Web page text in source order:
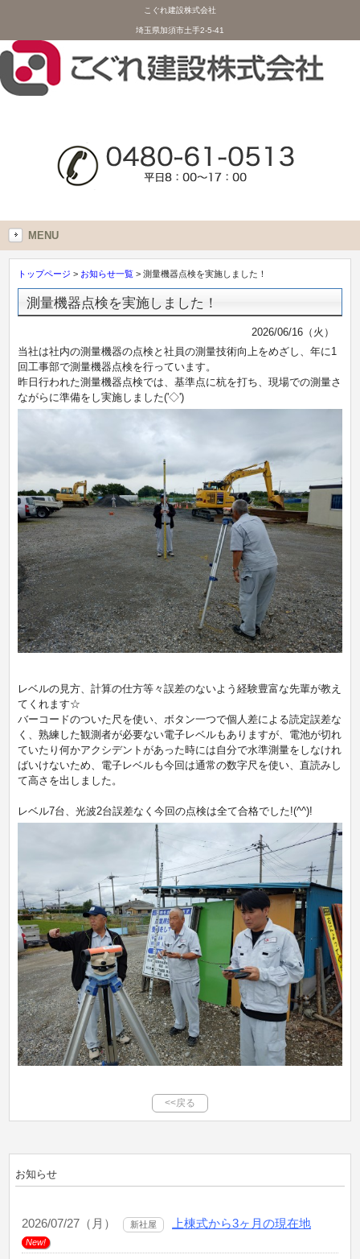
こぐれ建設株式会社
埼玉県加須市土手2-5-41
MENU
トップページ > お知らせ一覧 > 測量機器点検を実施しました！
測量機器点検を実施しました！
2026/06/16（火）
当社は社内の測量機器の点検と社員の測量技術向上をめざし、年に1
回工事部で測量機器点検を行っています。
昨日行われた測量機器点検では、基準点に杭を打ち、現場での測量さ
ながらに準備をし実施しました('◇')ゞ
レベルの見方、計算の仕方等々誤差のないよう経験豊富な先輩が教え
てくれます☆
バーコードのついた尺を使い、ボタン一つで個人差による読定誤差な
く、熟練した観測者が必要ない電子レベルもありますが、電池が切れ
ていたり何かアクシデントがあった時には自分で水準測量をしなけれ
ばいけないため、電子レベルも今回は通常の数字尺を使い、直読みし
て高さを出しました。
レベル7台、光波2台誤差なく今回の点検は全て合格でした!(^^)!
<<戻る
お知らせ